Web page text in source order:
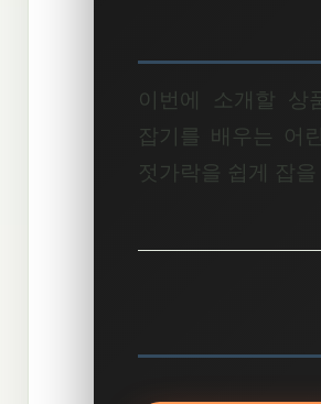
이번에 소개할 상
잡기를 배우는 어
젓가락을 쉽게 잡